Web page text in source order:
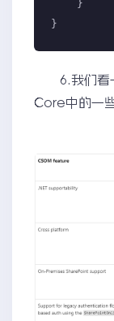
}
6.我们看
Core中的一